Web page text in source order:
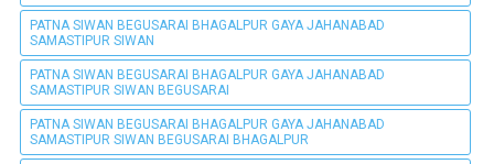
PATNA SIWAN BEGUSARAI BHAGALPUR GAYA JAHANABAD
SAMASTIPUR SIWAN
PATNA SIWAN BEGUSARAI BHAGALPUR GAYA JAHANABAD
SAMASTIPUR SIWAN BEGUSARAI
PATNA SIWAN BEGUSARAI BHAGALPUR GAYA JAHANABAD
SAMASTIPUR SIWAN BEGUSARAI BHAGALPUR